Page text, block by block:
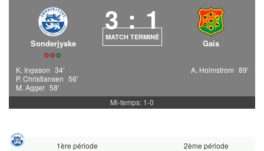
Sonderjyske
3 : 1
MATCH TERMINÉ
Gais
K. Ingason 34'
P. Christiansen 56'
M. Agger 58'
A. Holmstrom 89'
Mi-temps: 1-0
1ère période 2ème période